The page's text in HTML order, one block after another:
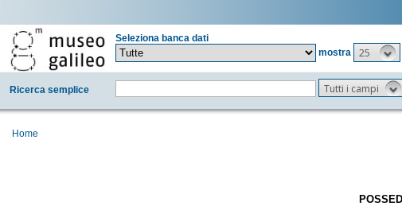
Seleziona banca dati
mostra
25
Ricerca semplice Tutti i campi
Home